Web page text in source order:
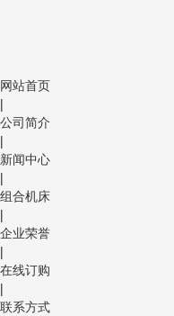
网站首页
|
公司简介
|
新闻中心
|
组合机床
|
企业荣誉
|
在线订购
|
联系方式